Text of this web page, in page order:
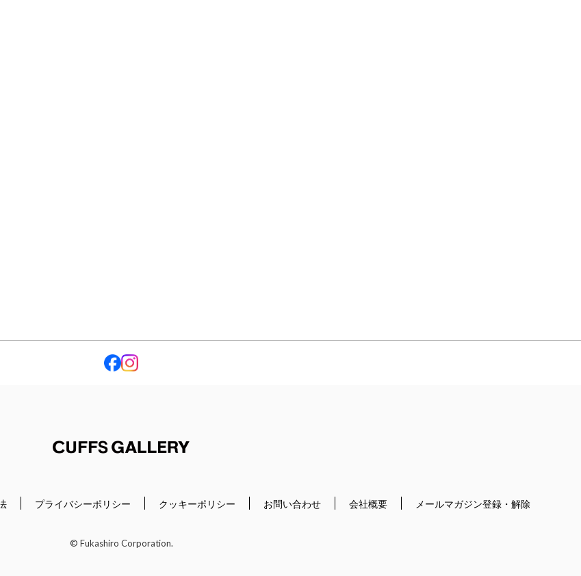
プライバシーポリシー クッキーポリシー お問い合わせ 会社概要 メールマガジン登録・解除
© Fukashiro Corporation.